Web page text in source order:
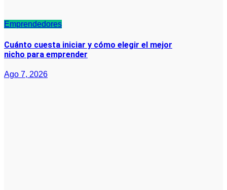
Emprendedores
Cuánto cuesta iniciar y cómo elegir el mejor
nicho para emprender
Ago 7, 2026